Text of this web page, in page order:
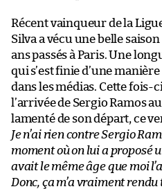
Récent vainqueur de la
Silva a vécu une belle
ans passés à Paris. Une
qui s’est finie d’une
dans les médias. Cette fois-
l’arrivée de Sergio Ramos
lamenté de son départ, ce
Je n’ai rien contre Sergio
moment où on lui a proposé
avait le même âge que moi
Donc, ça m’a vraiment rendu